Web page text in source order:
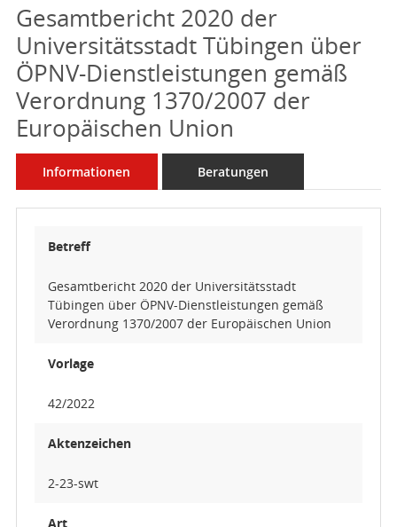
Gesamtbericht 2020 der
Universitätsstadt Tübingen über
ÖPNV-Dienstleistungen gemäß
Verordnung 1370/2007 der
Europäischen Union
Informationen Beratungen
Betreff
Gesamtbericht 2020 der Universitätsstadt
Tübingen über ÖPNV-Dienstleistungen gemäß
Verordnung 1370/2007 der Europäischen Union
Vorlage
42/2022
Aktenzeichen
2-23-swt
Art